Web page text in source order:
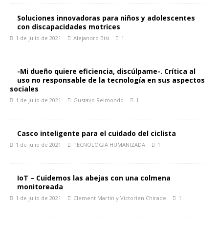
Soluciones innovadoras para niños y adolescentes
con discapacidades motrices
1 de julio de 2021 Alejandro Bisi 1
-Mi dueño quiere eficiencia, discúlpame-. Crítica al
uso no responsable de la tecnología en sus aspectos
sociales
1 de julio de 2021 Gustavo Reimondo 1
Casco inteligente para el cuidado del ciclista
1 de julio de 2021 TECNOLOGIA HUMANIZADA 1
IoT – Cuidemos las abejas con una colmena
monitoreada
1 de julio de 2021 Clement Martin y Victorien Chirade 1